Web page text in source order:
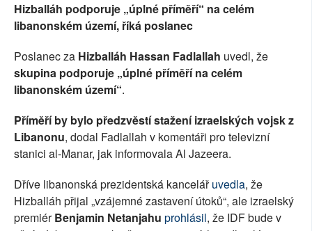
Hizballáh podporuje „úplné příměří“ na celém
libanonském území, říká poslanec
Poslanec za Hizballáh Hassan Fadlallah uvedl, že
skupina podporuje „úplné příměří na celém
libanonském území“.
Příměří by bylo předzvěstí stažení izraelských vojsk z
Libanonu, dodal Fadlallah v komentáři pro televizní
stanici al-Manar, jak informovala Al Jazeera.
Dříve libanonská prezidentská kancelářuvedla, že
Hizballáh přijal „vzájemné zastavení útoků“, ale izraelský
premiérBenjamin Netanjahu prohlásil, že IDF bude v